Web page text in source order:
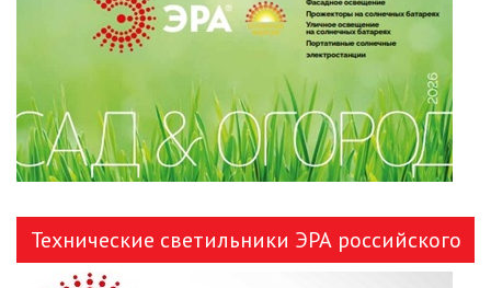
ЛИНЕЙНЫЕ СВЕТОДИОДНЫЕ
СВЕТИЛЬНИКИ
ЛЮСТРЫ
МОДУЛЬНЫЕ СИСТЕМЫ
ОСВЕЩЕНИЯ (LED МОДУЛИ)
НАСТОЛЬНЫЕ СВЕТИЛЬНИКИ
НИЗКОВОЛЬТНОЕ
Технические светильники ЭРА российского